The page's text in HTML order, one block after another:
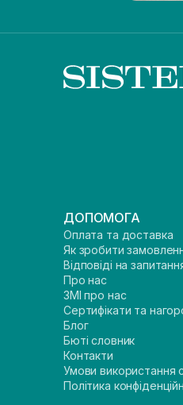
ДОПОМОГА
Оплата та доставка
Як зробити
Відповіді на
Про нас
ЗМІ про нас
Сертифікати та
Блог
Бюті словник
Контакти
Умови використання
Політика